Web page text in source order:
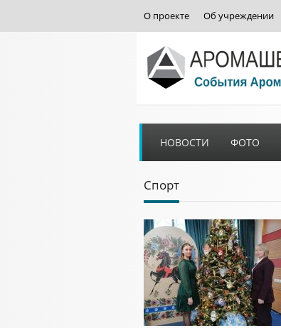
О проекте Об учреждении
НОВОСТИ ФОТО
Спорт